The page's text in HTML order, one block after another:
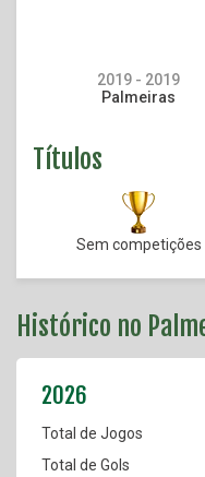
2019 - 2019
Palmeiras
Títulos
Sem competições
Histórico no